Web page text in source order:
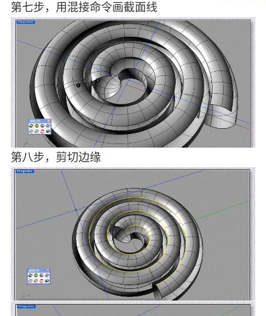
第七步，用混接命令画截面线
第八步，剪切边缘